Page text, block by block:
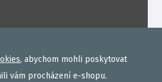
, abychom mohli poskytovat
vám procházení e-shopu.